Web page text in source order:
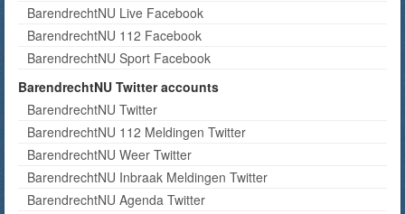
BarendrechtNU Live Facebook
BarendrechtNU 112 Facebook
BarendrechtNU Sport Facebook
BarendrechtNU Twitter accounts
BarendrechtNU Twitter
BarendrechtNU 112 Meldingen Twitter
BarendrechtNU Weer Twitter
BarendrechtNU Inbraak Meldingen Twitter
BarendrechtNU Agenda Twitter